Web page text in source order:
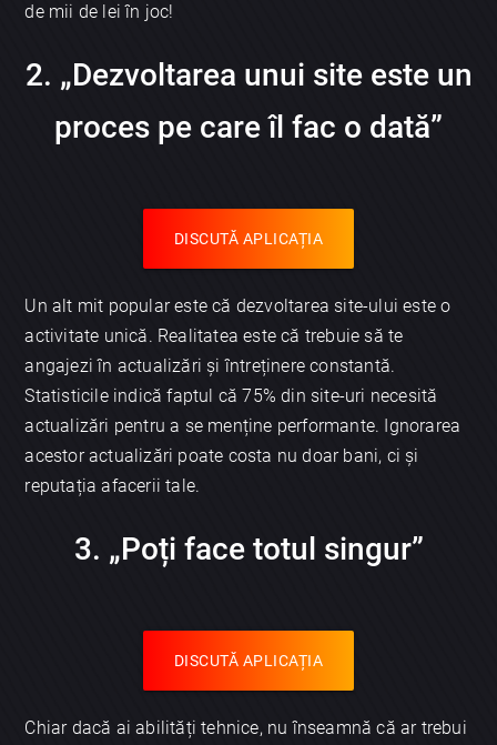
de mii de lei în joc!
2. „Dezvoltarea unui site este un
proces pe care îl fac o dată”
DISCUTĂ APLICAȚIA
Un alt mit popular este că dezvoltarea site-ului este o
activitate unică. Realitatea este că trebuie să te
angajezi în actualizări și întreținere constantă.
Statisticile indică faptul că 75% din site-uri necesită
actualizări pentru a se menține performante. Ignorarea
acestor actualizări poate costa nu doar bani, ci și
reputația afacerii tale.
3. „Poți face totul singur”
DISCUTĂ APLICAȚIA
Chiar dacă ai abilități tehnice, nu înseamnă că ar trebui